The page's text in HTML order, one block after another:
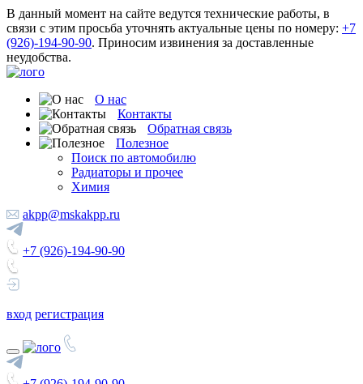
В данный момент на сайте ведутся технические работы, в
связи с этим просьба уточнять актуальные цены по номеру: +7
(926)-194-90-90. Приносим извинения за доставленные
неудобства.
О нас
Контакты
Обратная связь
Полезное
Поиск по автомобилю
Радиаторы и прочее
Химия
akpp@mskakpp.ru
+7 (926)-194-90-90
вход регистрация